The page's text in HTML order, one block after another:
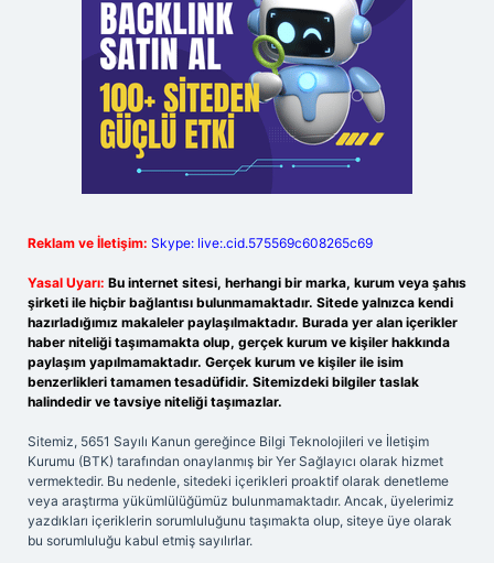
Reklam ve İletişim: Skype: live:.cid.575569c608265c69
Yasal Uyarı: Bu internet sitesi, herhangi bir marka, kurum veya şahıs
şirketi ile hiçbir bağlantısı bulunmamaktadır. Sitede yalnızca kendi
hazırladığımız makaleler paylaşılmaktadır. Burada yer alan içerikler
haber niteliği taşımamakta olup, gerçek kurum ve kişiler hakkında
paylaşım yapılmamaktadır. Gerçek kurum ve kişiler ile isim
benzerlikleri tamamen tesadüfidir. Sitemizdeki bilgiler taslak
halindedir ve tavsiye niteliği taşımazlar.
Sitemiz, 5651 Sayılı Kanun gereğince Bilgi Teknolojileri ve İletişim
Kurumu (BTK) tarafından onaylanmış bir Yer Sağlayıcı olarak hizmet
vermektedir. Bu nedenle, sitedeki içerikleri proaktif olarak denetleme
veya araştırma yükümlülüğümüz bulunmamaktadır. Ancak, üyelerimiz
yazdıkları içeriklerin sorumluluğunu taşımakta olup, siteye üye olarak
bu sorumluluğu kabul etmiş sayılırlar.